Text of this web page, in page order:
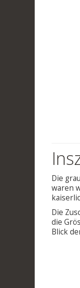
Die
waren
Die
die
Blick